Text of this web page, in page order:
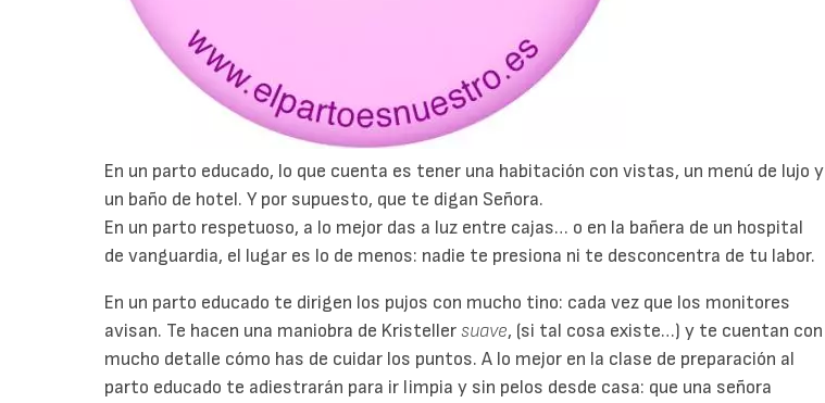
En un parto educado, lo que cuenta es tener una habitación con vistas, un menú de lujo y
un baño de hotel. Y por supuesto, que te digan Señora.
En un parto respetuoso, a lo mejor das a luz entre cajas… o en la bañera de un hospital
de vanguardia, el lugar es lo de menos: nadie te presiona ni te desconcentra de tu labor.
En un parto educado te dirigen los pujos con mucho tino: cada vez que los monitores
avisan. Te hacen una maniobra de Kristeller suave, (si tal cosa existe…) y te cuentan con
mucho detalle cómo has de cuidar los puntos. A lo mejor en la clase de preparación al
parto educado te adiestrarán para ir limpia y sin pelos desde casa: que una señora